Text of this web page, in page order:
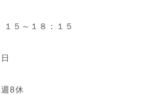
１５～１８：１５
8休